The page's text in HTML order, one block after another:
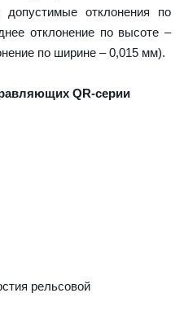
отклонения по
отклонение по высоте –
по ширине – 0,015 мм).
QR-серии
рельсовой